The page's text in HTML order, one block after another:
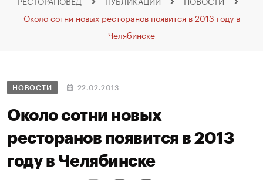
Около сотни новых ресторанов появится в 2013 году в
Челябинске
НОВОСТИ 22.02.2013
Около сотни новых
ресторанов появится в 2013
году в Челябинске